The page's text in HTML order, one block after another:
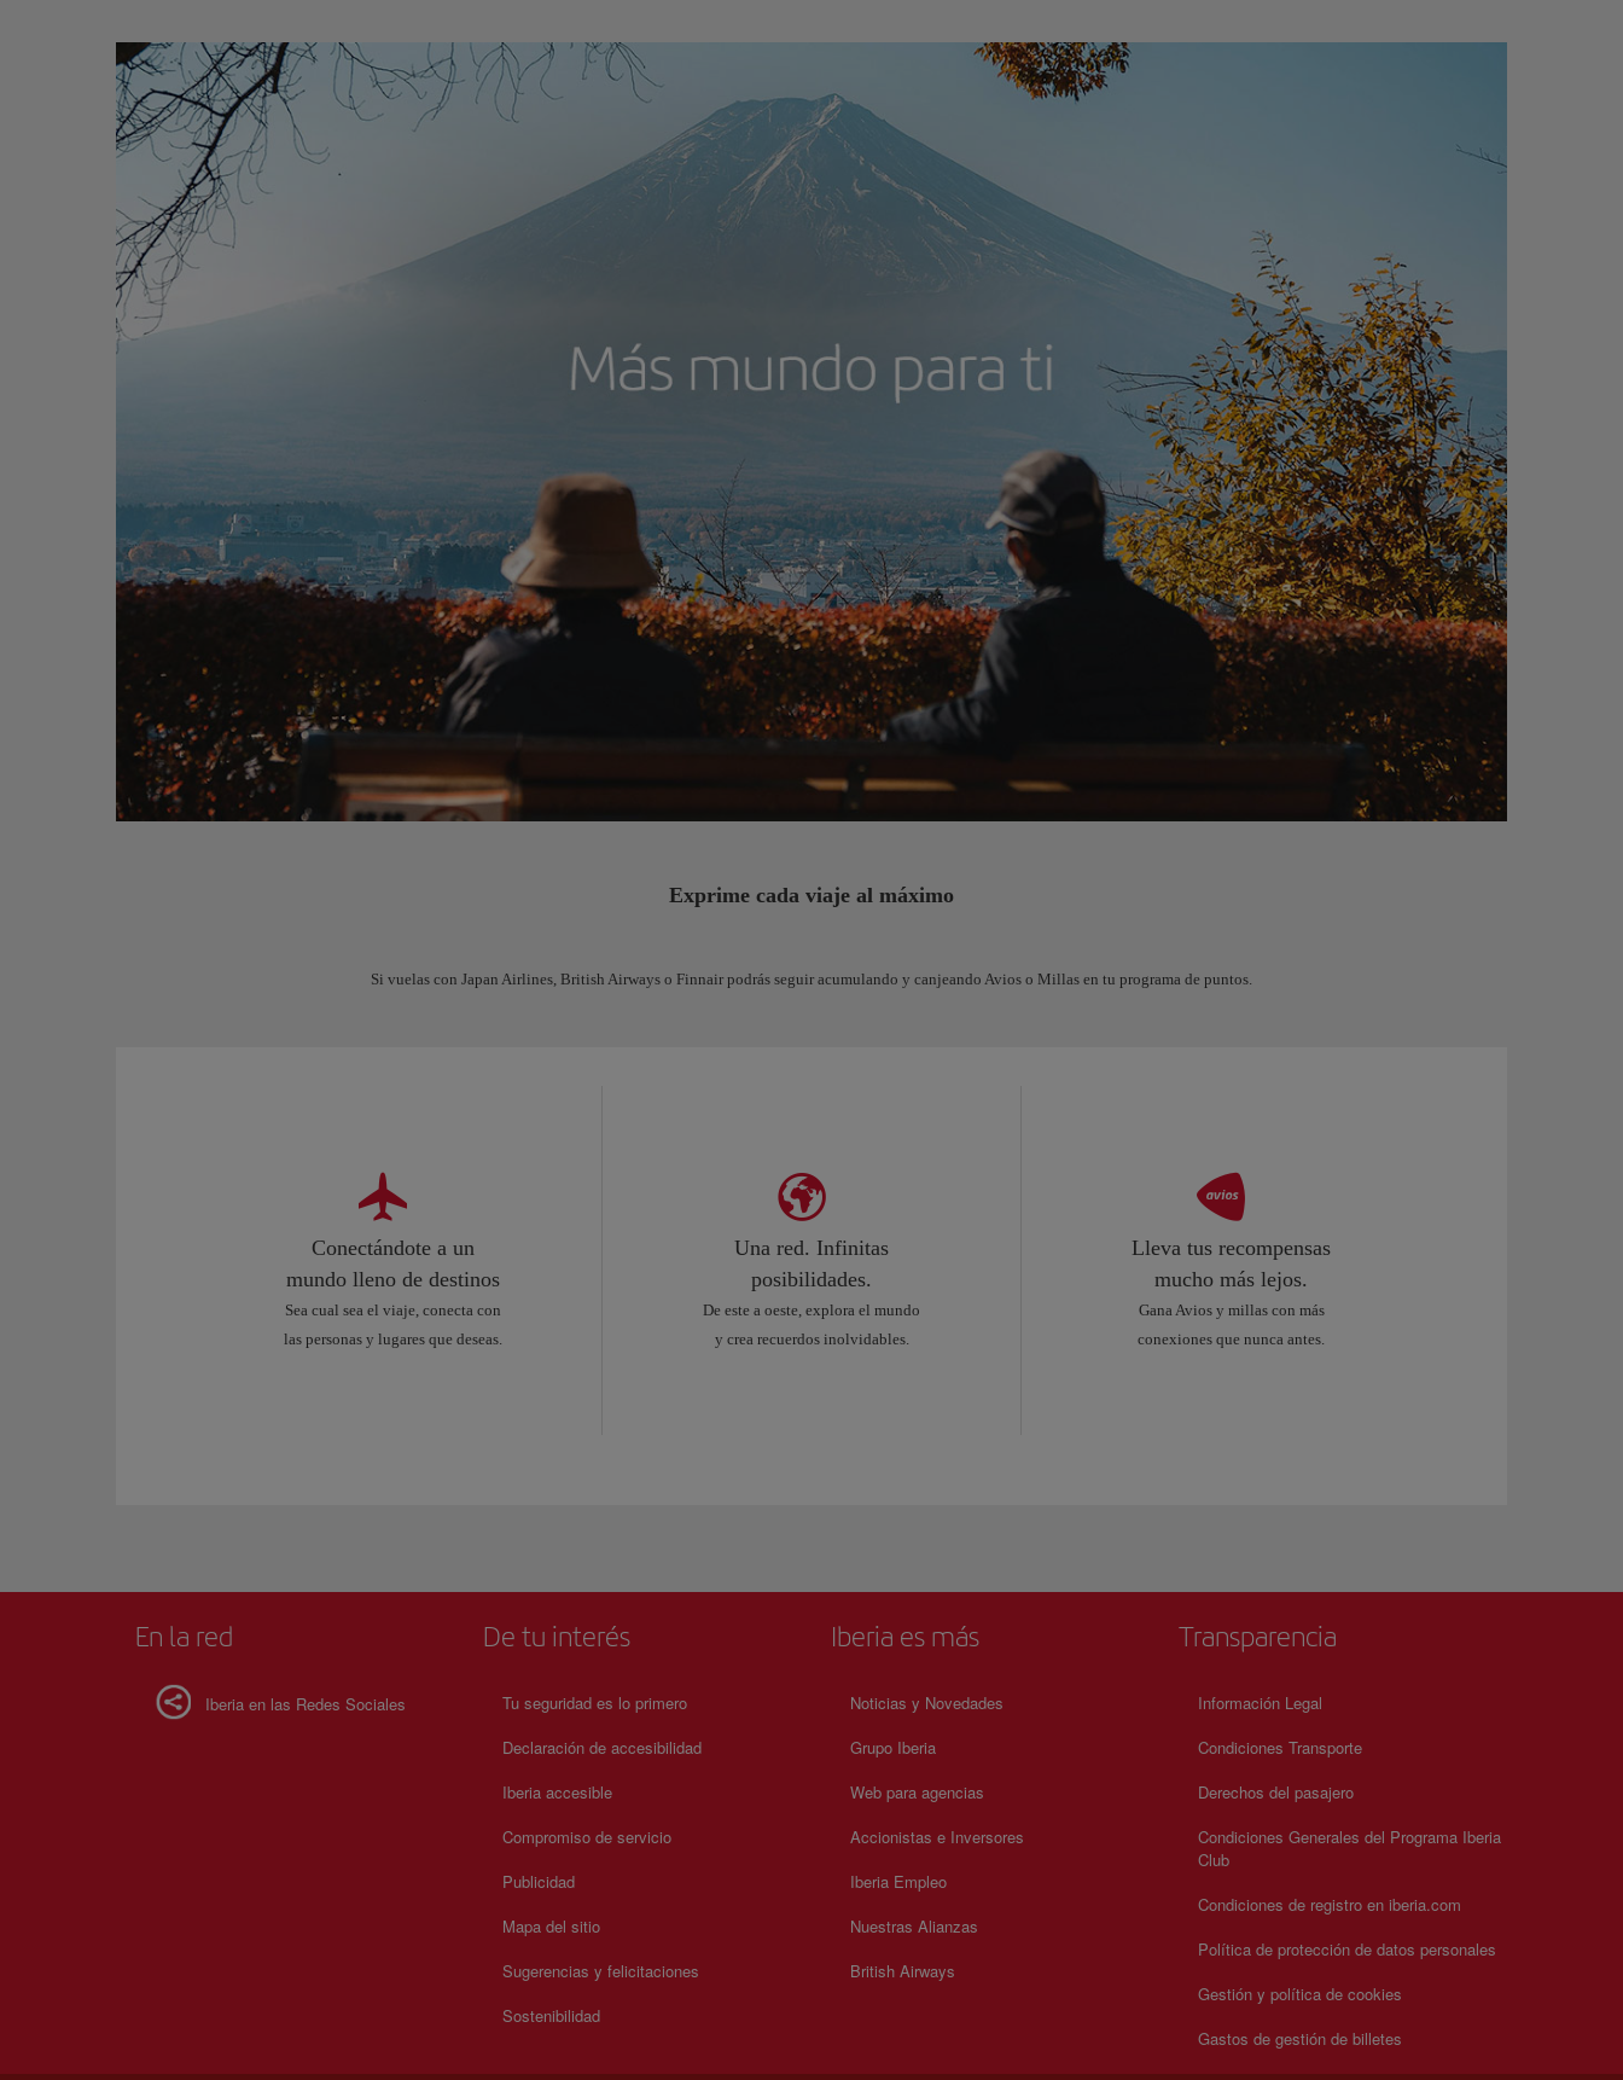
Exprime cada viaje al máximo
Si vuelas con Japan Airlines, British Airways o Finnair podrás seguir acumulando y canjeando Avios o Millas en tu programa de puntos.
Conectándote a un
mundo lleno de destinos
Sea cual sea el viaje, conecta con
las personas y lugares que deseas.
Una red. Infinitas
posibilidades.
De este a oeste, explora el mundo
y crea recuerdos inolvidables.
Lleva tus recompensas
mucho más lejos.
Gana Avios y millas con más
conexiones que nunca antes.
En la red
Iberia en las Redes Sociales
De tu interés
Tu seguridad es lo primero
Declaración de accesibilidad
Iberia accesible
Compromiso de servicio
Publicidad
Mapa del sitio
Sugerencias y felicitaciones
Sostenibilidad
Iberia es más
Noticias y Novedades
Grupo Iberia
Web para agencias
Accionistas e Inversores
Iberia Empleo
Nuestras Alianzas
British Airways
Transparencia
Información Legal
Condiciones Transporte
Derechos del pasajero
Condiciones Generales del Programa Iberia
Club
Condiciones de registro en iberia.com
Política de protección de datos personales
Gestión y política de cookies
Gastos de gestión de billetes